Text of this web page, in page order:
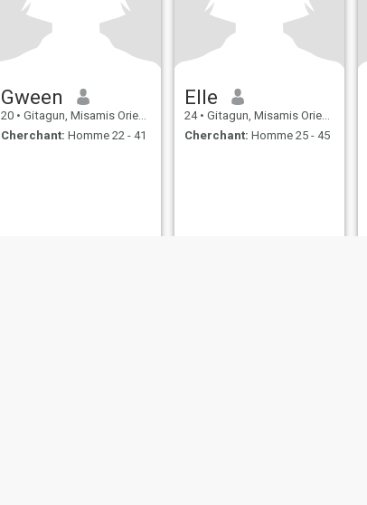
Gween
20 • Gitagun, Misamis Oriental, Philippines
Cherchant: Homme 22 - 41
Elle
24 • Gitagun, Misamis Oriental, Philippines
Cherchant: Homme 25 - 45